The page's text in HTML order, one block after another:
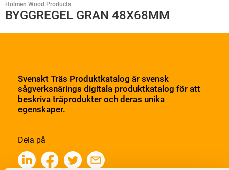
Holmen Wood Products
BYGGREGEL GRAN 48X68MM
Svenskt Träs Produktkatalog är svensk
sågverksnärings digitala produktkatalog för att
beskriva träprodukter och deras unika
egenskaper.
Dela på